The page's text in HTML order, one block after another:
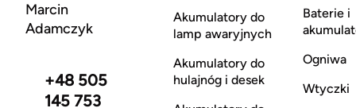
Marcin
Adamczyk
+48 505
145 753
Akumulatory do
lamp awaryjnych
Akumulatory do
hulajnóg i desek
Baterie i
Ogniwa
Wtyczki